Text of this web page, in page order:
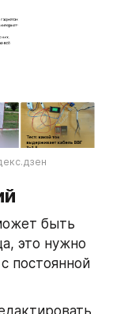
быть
это нужно
постоянной